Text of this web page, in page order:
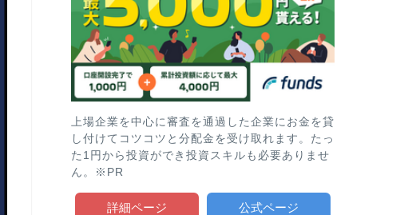
上場企業を中心に審査を通過した企業にお金を貸
し付けてコツコツと分配金を受け取れます。たっ
た1円から投資ができ投資スキルも必要ありませ
ん。※PR
詳細ページ 公式ページ